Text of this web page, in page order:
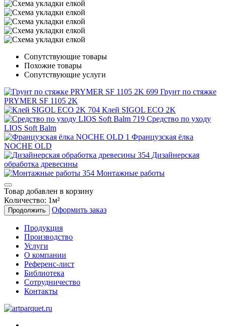
Сопутствующие товары
Похожие товары
Сопутствующие услуги
Грунт по стяжке
PRYMER SF 1105 2K
Клей SIGOL ECO 2K
Средство по уходу
LIOS Soft Balm
Французская ёлка
NOCHE OLD
Дизайнерская
обработка древесины
Монтажные работы
Товар добавлен в корзину
Количество: 1м²
Продолжить Оформить заказ
Продукция
Производство
Услуги
О компании
Референс-лист
Библиотека
Сотрудничество
Контакты